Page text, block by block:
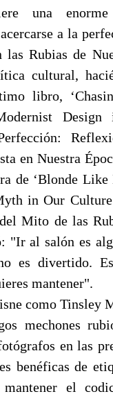
una
a la
las Rubias de
cultural,
libro,
Design
en Nuestra
de ‘Blonde
in Our
Mito de las
"Ir al salón es
es divertido.
mantener".
como Tinsley
mechones
en las
benéficas de
el